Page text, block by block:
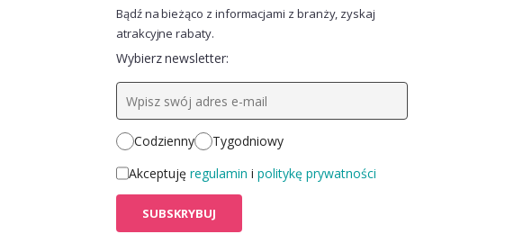
Bądź na bieżąco z informacjami z branży, zyskaj
atrakcyjne rabaty.
Wybierz newsletter:
Codzienny
Tygodniowy
Akceptuję regulamin i politykę prywatności